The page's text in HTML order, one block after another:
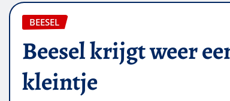
BEESEL
Beesel krijgt weer
kleintje